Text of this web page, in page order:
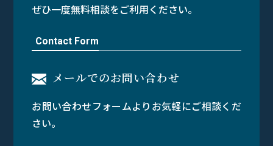
ぜひ一度無料相談をご利用ください。
Contact Form
メールでのお問い合わせ
お問い合わせフォームよりお気軽にご相談くだ
さい。